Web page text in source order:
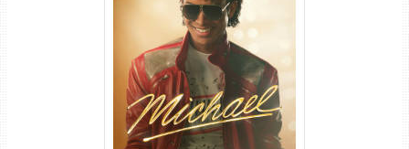
Michael Torrent (2026) WEB-
DL 1080p/4K Dual Áudio